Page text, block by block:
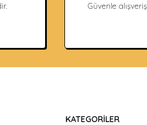
Güvenle
KATEGORILER